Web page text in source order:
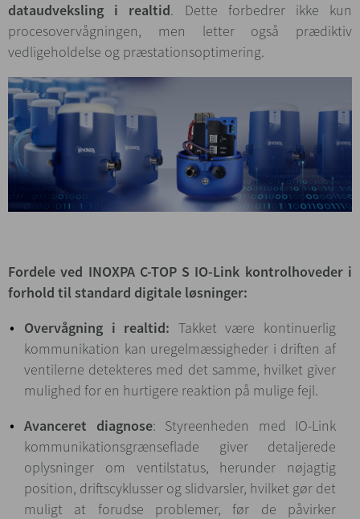
dataudveksling i realtid. Dette forbedrer ikke kun
procesovervågningen, men letter også prædiktiv
vedligeholdelse og præstationsoptimering.
Fordele ved INOXPA C-TOP S IO-Link kontrolhoveder i
forhold til standard digitale løsninger:
Overvågning i realtid: Takket være kontinuerlig
kommunikation kan uregelmæssigheder i driften af
ventilerne detekteres med det samme, hvilket giver
mulighed for en hurtigere reaktion på mulige fejl.
Avanceret diagnose: Styreenheden med IO-Link
kommunikationsgrænseflade giver detaljerede
oplysninger om ventilstatus, herunder nøjagtig
position, driftscyklusser og slidvarsler, hvilket gør det
muligt at forudse problemer, før de påvirker